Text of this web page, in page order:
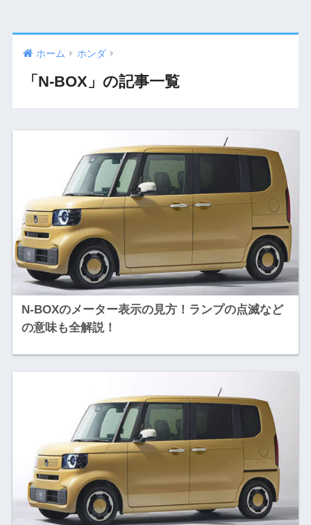
ホーム ホンダ
「N-BOX」の記事一覧
N-BOXのメーター表示の見方！ランプの点滅など
の意味も全解説！